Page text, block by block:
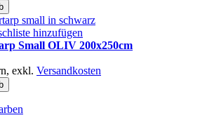
hinzufügen
Small OLIV 200x250cm
, exkl. Versandkosten